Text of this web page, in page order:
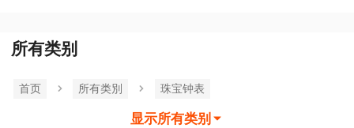
所有类别
首页 所有类別 珠宝钟表
显示所有类别